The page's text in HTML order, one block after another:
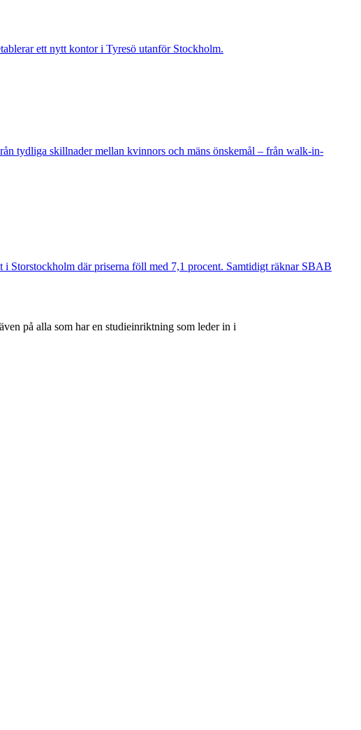
ett nytt kontor i Tyresö utanför Stockholm.
tydliga skillnader mellan kvinnors och mäns önskemål – från walk-in-
Storstockholm där priserna föll med 7,1 procent. Samtidigt räknar SBAB
på alla som har en studieinriktning som leder in i